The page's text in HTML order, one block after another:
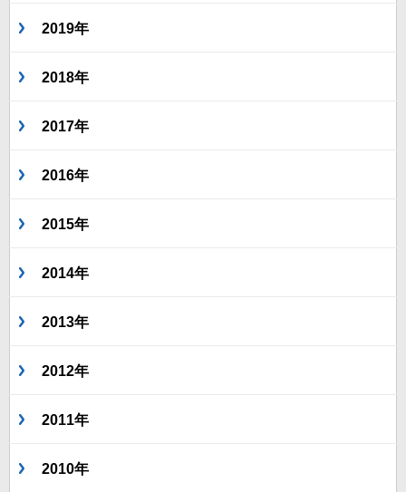
2019年
2018年
2017年
2016年
2015年
2014年
2013年
2012年
2011年
2010年